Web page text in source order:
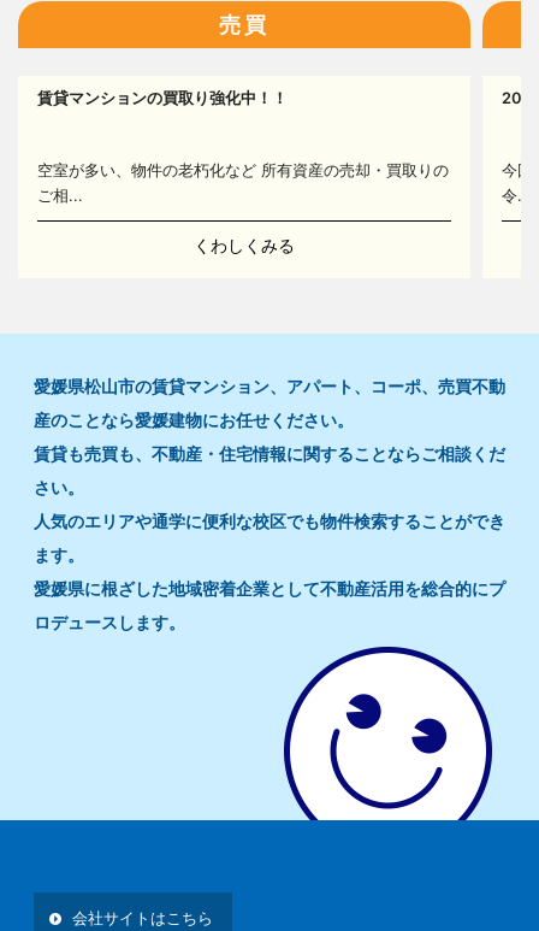
17
売買
賃貸マンションの買取り強化中！！
空室が多い、物件の老朽化など 所有資産の売却・買取りの
ご相...
くわしくみる
今回
令...
愛媛県松山市の賃貸マンション、アパート、コーポ、売買不動
産のことなら愛媛建物にお任せください。
賃貸も売買も、不動産・住宅情報に関することならご相談くだ
さい。
人気のエリアや通学に便利な校区でも物件検索することができ
ます。
愛媛県に根ざした地域密着企業として不動産活用を総合的にプ
ロデュースします。
会社サイトはこちら